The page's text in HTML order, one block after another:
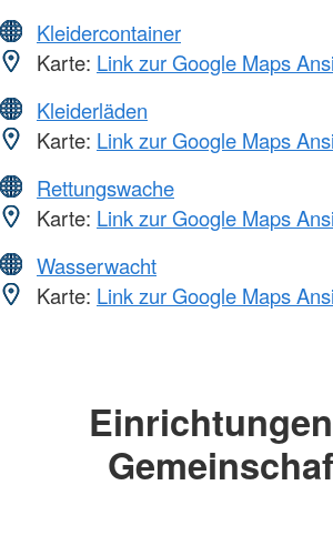
Kleidercontainer
Karte: Link zur Google Maps
Kleiderläden
Karte: Link zur Google Maps
Rettungswache
Karte: Link zur Google Maps
Wasserwacht
Karte: Link zur Google Maps